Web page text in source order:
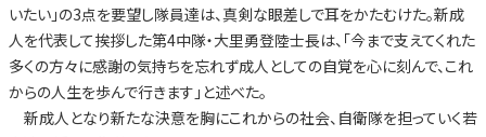
いたい」の3点を要望し隊員達は、真剣な眼差しで耳をかたむけた。新成
人を代表して挨拶した第4中隊・大里勇登陸士長は、「今まで支えてくれた
多くの方々に感謝の気持ちを忘れず成人としての自覚を心に刻んで、これ
からの人生を歩んで行きます」と述べた。
新成人となり新たな決意を胸にこれからの社会、自衛隊を担っていく若